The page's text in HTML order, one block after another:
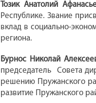
Тозик Анатолий
Республике. Звание
вклад в социально-
региона.
Бурнос Николай
председатель Совета
решению Пружанского
развитие Пружанского